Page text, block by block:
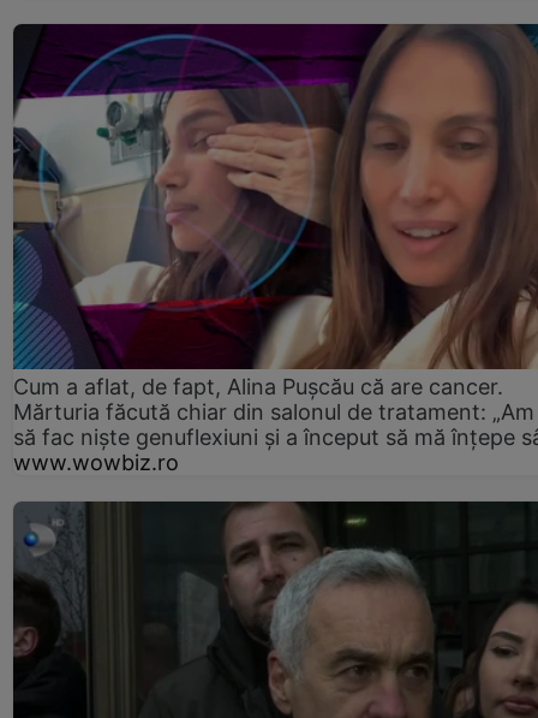
Cum a aflat, de fapt, Alina Pușcău că are cancer.
Mărturia făcută chiar din salonul de tratament:
să fac niște genuflexiuni și a început să mă înțepe
www.wowbiz.ro